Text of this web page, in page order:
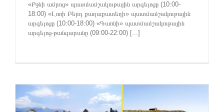
«Բջնի ամրոց» պատմամշակութային արգելոցը (10:00-
18:00) «Լոռի Բերդ քաղաքատեղի» պատմամշակութային
արգելոցը (10:00-18:00) «Գառնի» պատմամշակութային
արգելոց-թանգարանը (09:00-22:00) [...]